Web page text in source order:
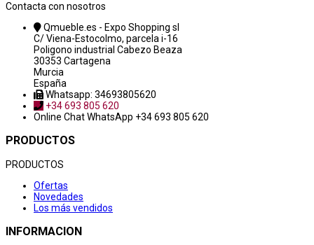
Contacta con nosotros
Qmueble.es - Expo Shopping sl
C/ Viena-Estocolmo, parcela i-16
Poligono industrial Cabezo Beaza
30353 Cartagena
Murcia
España
Whatsapp: 34693805620
+34 693 805 620
Online ChatWhatsApp +34 693 805 620
PRODUCTOS
PRODUCTOS
Ofertas
Novedades
Los más vendidos
INFORMACION